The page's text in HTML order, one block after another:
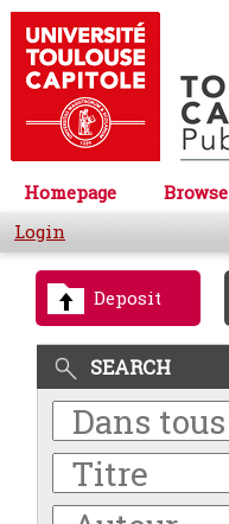
Homepage Browse
Login
Deposit
SEARCH